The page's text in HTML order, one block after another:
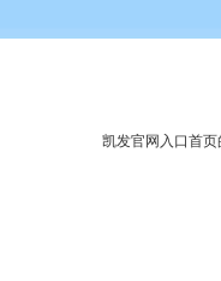
凯发官网入口首